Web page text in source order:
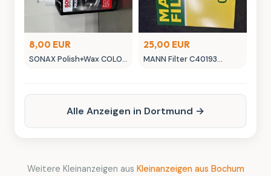
8,00 EUR
SONAX Polish+Wax COLOR
25,00 EUR
MANN Filter C40193
Alle Anzeigen in Dortmund →
Weitere Kleinanzeigen aus Kleinanzeigen aus Bochum